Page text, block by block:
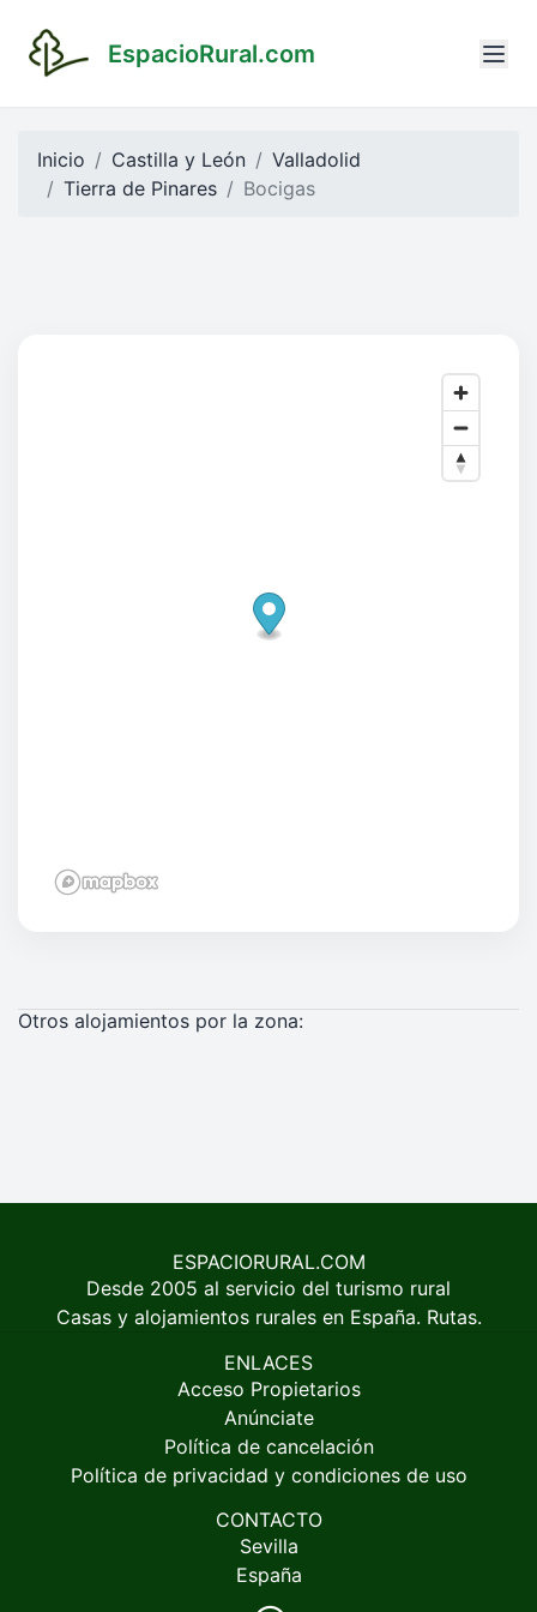
EspacioRural.com
Inicio Castilla y León
Valladolid
Tierra de Pinares
Bocigas
Otros alojamientos por la zona:
ESPACIORURAL.COM
Desde 2005 al servicio del turismo rural
Casas y alojamientos rurales en España. Rutas.
ENLACES
Acceso Propietarios
Anúnciate
Política de cancelación
Política de privacidad y condiciones de uso
CONTACTO
Sevilla
España